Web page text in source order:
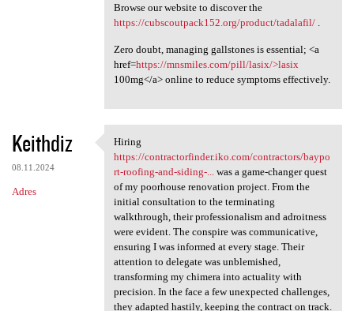
Browse our website to discover the
https://cubscoutpack152.org/product/tadalafil/.
Zero doubt, managing gallstones is essential; <a
href=https://mnsmiles.com/pill/lasix/>lasix
100mg</a> online to reduce symptoms effectively.
Keithdiz
08.11.2024
Adres
Hiring https:/
Hiring
https://contractorfinder.iko.com/contractors/baypo
rt-roofing-and-siding-...
was a game-changer quest
of my poorhouse renovation project. From the
initial consultation to the terminating
walkthrough, their professionalism and adroitness
were evident. The conspire was communicative,
ensuring I was informed at every stage. Their
attention to delegate was unblemished,
transforming my chimera into actuality with
precision. In the face a few unexpected challenges,
they adapted hastily, keeping the contract on track.